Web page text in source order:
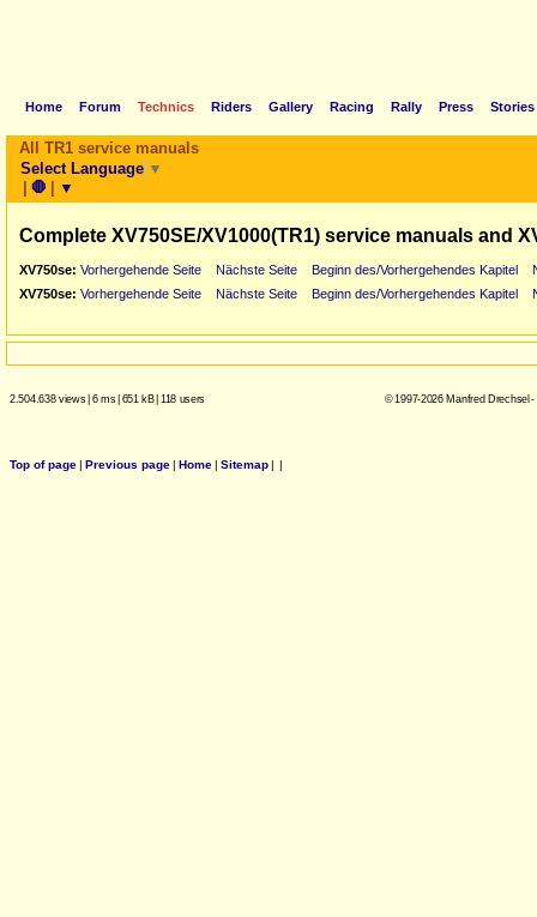
Home Forum Technics Riders Gallery Racing Rally Press Stories
All TR1 service manuals
Select Language ▼
| 🛑 | ▼
Complete XV750SE/XV1000(TR1) service manuals and
XV750se: Vorhergehende Seite Nächste Seite Beginn des/Vorhergehendes Kapitel
XV750se: Vorhergehende Seite Nächste Seite Beginn des/Vorhergehendes Kapitel
2.504.638 views| 6 ms| 651 kB| 118 users © 1997-2026 Manfred Drechsel
Top of page| Previous page| Home| Sitemap| |